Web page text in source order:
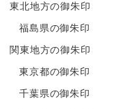
東北地方の御朱印
福島県の御朱印
関東地方の御朱印
東京都の御朱印
千葉県の御朱印